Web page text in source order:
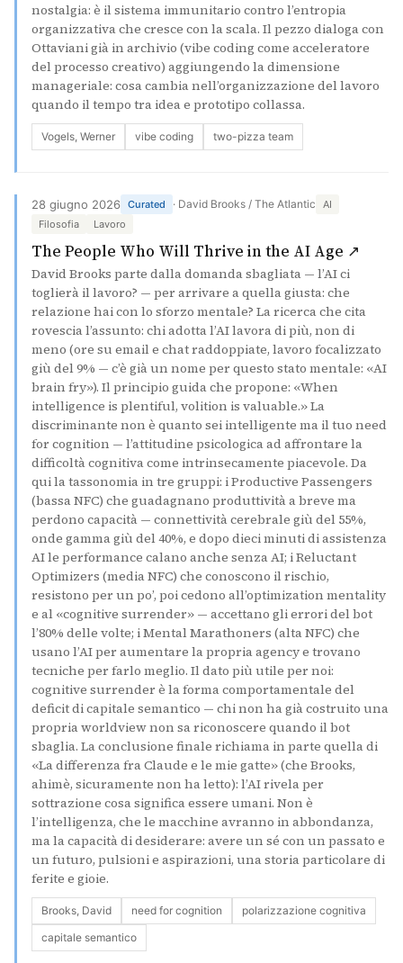
nostalgia: è il sistema immunitario contro l’entropia
organizzativa che cresce con la scala. Il pezzo dialoga con
Ottaviani già in archivio (vibe coding come acceleratore
del processo creativo) aggiungendo la dimensione
manageriale: cosa cambia nell’organizzazione del lavoro
quando il tempo tra idea e prototipo collassa.
Vogels, Werner vibe coding two-pizza team
28 giugno 2026 Curated · David Brooks / The Atlantic
AI
Filosofia
Lavoro
The People Who Will Thrive in the AI Age ↗
David Brooks parte dalla domanda sbagliata — l’AI ci
toglierà il lavoro? — per arrivare a quella giusta: che
relazione hai con lo sforzo mentale? La ricerca che cita
rovescia l’assunto: chi adotta l’AI lavora di più, non di
meno (ore su email e chat raddoppiate, lavoro focalizzato
giù del 9% — c’è già un nome per questo stato mentale: «AI
brain fry»). Il principio guida che propone: «When
intelligence is plentiful, volition is valuable.» La
discriminante non è quanto sei intelligente ma il tuo need
for cognition — l’attitudine psicologica ad affrontare la
difficoltà cognitiva come intrinsecamente piacevole. Da
qui la tassonomia in tre gruppi: i Productive Passengers
(bassa NFC) che guadagnano produttività a breve ma
perdono capacità — connettività cerebrale giù del 55%,
onde gamma giù del 40%, e dopo dieci minuti di assistenza
AI le performance calano anche senza AI; i Reluctant
Optimizers (media NFC) che conoscono il rischio,
resistono per un po’, poi cedono all’optimization mentality
e al «cognitive surrender» — accettano gli errori del bot
l’80% delle volte; i Mental Marathoners (alta NFC) che
usano l’AI per aumentare la propria agency e trovano
tecniche per farlo meglio. Il dato più utile per noi:
cognitive surrender è la forma comportamentale del
deficit di capitale semantico — chi non ha già costruito una
propria worldview non sa riconoscere quando il bot
sbaglia. La conclusione finale richiama in parte quella di
«La differenza fra Claude e le mie gatte» (che Brooks,
ahimè, sicuramente non ha letto): l’AI rivela per
sottrazione cosa significa essere umani. Non è
l’intelligenza, che le macchine avranno in abbondanza,
ma la capacità di desiderare: avere un sé con un passato e
un futuro, pulsioni e aspirazioni, una storia particolare di
ferite e gioie.
Brooks, David need for cognition
polarizzazione cognitiva
capitale semantico